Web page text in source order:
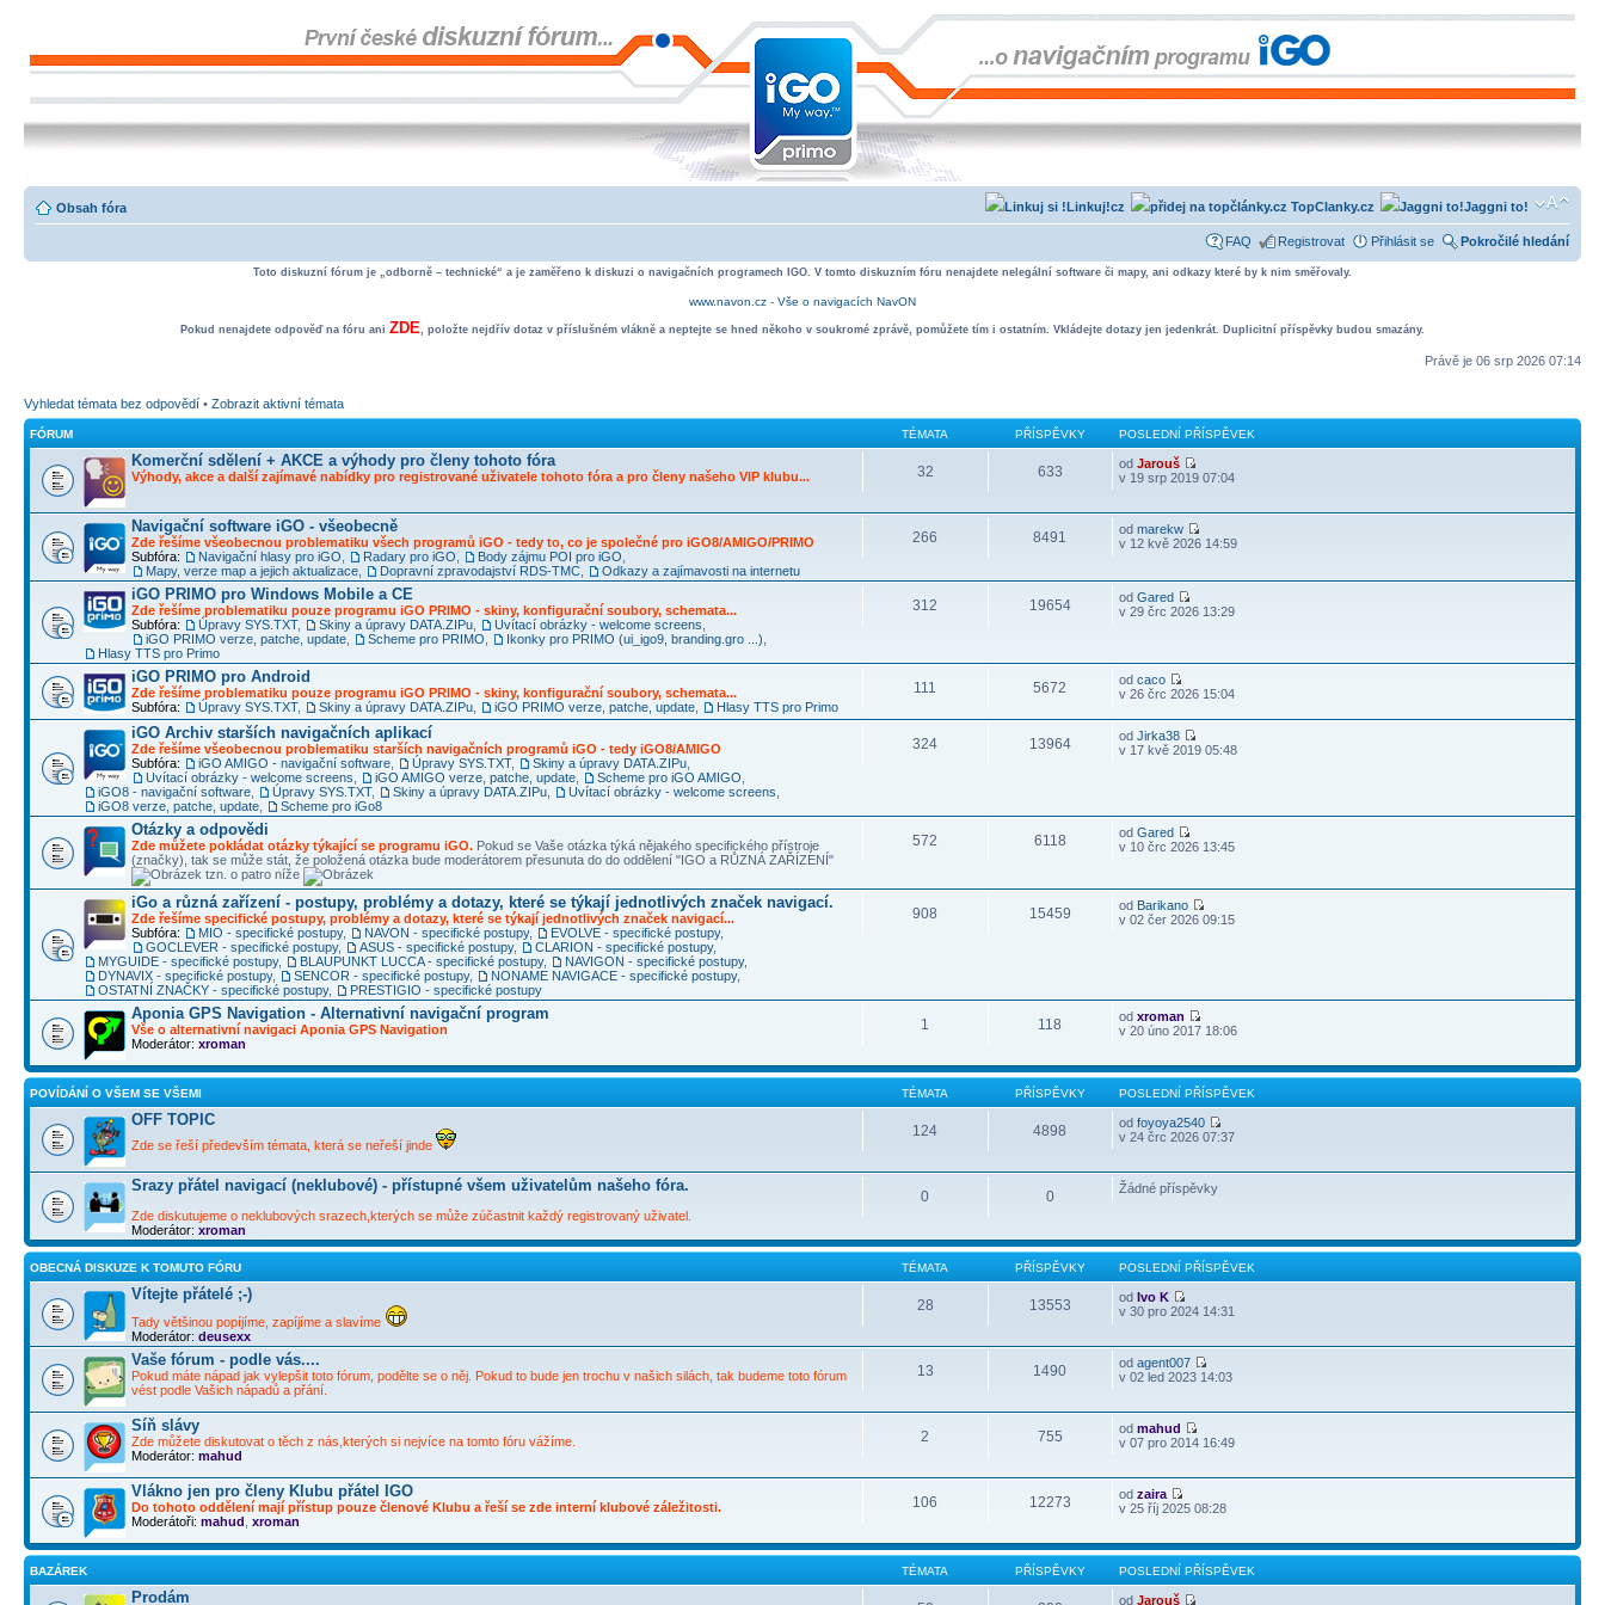
Obsah fóra Jaggni to!
TopClanky.cz
Linkuj!cz
FAQ Registrovat Přihlásit se Pokročilé hledání
Toto diskuzní fórum je „odborně – technické“ a je zaměřeno k diskuzi o navigačních programech IGO. V tomto diskuzním fóru nenajdete nelegální software či mapy, ani odkazy které by k nim směřovaly.
www.navon.cz - Vše o navigacích NavON
Pokud nenajdete odpověď na fóru ani ZDE, položte nejdřív dotaz v příslušném vlákně a neptejte se hned někoho v soukromé zprávě, pomůžete tím i ostatním. Vkládejte dotazy jen jedenkrát. Duplicitní příspěvky budou smazány.
Právě je 06 srp 2026 07:14
Vyhledat témata bez odpovědí • Zobrazit aktivní témata
FÓRUM TÉMATA PŘÍSPĚVKY POSLEDNÍ PŘÍSPĚVEK
Komerční sdělení + AKCE a výhody pro členy tohoto fóra
Výhody, akce a další zajímavé nabídky pro registrované uživatele tohoto fóra a pro členy našeho VIP klubu... 32 633 odJarouš
v 19 srp 2019 07:04
Navigační software iGO - všeobecně
Zde řešíme všeobecnou problematiku všech programů iGO - tedy to, co je společné pro iGO8/AMIGO/PRIMO
Subfóra:
Navigační hlasy pro iGO Radary pro iGO Body zájmu POI pro iGO
Mapy, verze map a jejich aktualizace
Dopravní zpravodajství RDS-TMC Odkazy a zajímavosti na internetu
266 8491 odmarekw
v 12 kvě 2026 14:59
iGO PRIMO pro Windows Mobile a CE
Zde řešíme problematiku pouze programu iGO PRIMO - skiny, konfigurační soubory, schemata...
Subfóra:
Úpravy SYS.TXT, Skiny a úpravy DATA.ZIPu Uvítací obrázky - welcome screens
iGO PRIMO verze, patche, update
Scheme pro PRIMO Ikonky pro PRIMO (ui_igo9, branding.gro ...)
Hlasy TTS pro Primo
312 19654 odGared
v 29 črc 2026 13:29
iGO PRIMO pro Android
Zde řešíme problematiku pouze programu iGO PRIMO - skiny, konfigurační soubory, schemata...
Subfóra:
Úpravy SYS.TXT, Skiny a úpravy DATA.ZIPu iGO PRIMO verze, patche, update Hlasy TTS pro Primo
111 5672 odcaco
v 26 črc 2026 15:04
iGO Archiv starších navigačních aplikací
Zde řešíme všeobecnou problematiku starších navigačních programů iGO - tedy iGO8/AMIGO
Subfóra:
iGO AMIGO - navigační software Úpravy SYS.TXT, Skiny a úpravy DATA.ZIPu
Uvítací obrázky - welcome screens
iGO AMIGO verze, patche, update Scheme pro iGO AMIGO
iGO8 - navigační software
Úpravy SYS.TXT, Skiny a úpravy DATA.ZIPu Uvítací obrázky - welcome screens
iGO8 verze, patche, update
Scheme pro iGo8
324 13964 odJirka38
v 17 kvě 2019 05:48
Otázky a odpovědi
Zde můžete pokládat otázky týkající se programu iGO. Pokud se Vaše otázka týká nějakého specifického přístroje
(značky), tak se může stát, že položená otázka bude moderátorem přesunuta do do oddělení "IGO a RŮZNÁ ZAŘÍZENÍ"
tzn. o patro níže
572 6118 odGared
v 10 črc 2026 13:45
iGo a různá zařízení - postupy, problémy a dotazy, které se týkají jednotlivých značek navigací.
Zde řešíme specifické postupy, problémy a dotazy, které se týkají jednotlivých značek navigací...
Subfóra:
MIO - specifické postupy, NAVON - specifické postupy, EVOLVE - specifické postupy,
GOCLEVER - specifické postupy, ASUS - specifické postupy, CLARION - specifické postupy,
MYGUIDE - specifické postupy, BLAUPUNKT LUCCA - specifické postupy, NAVIGON - specifické postupy,
DYNAVIX - specifické postupy, SENCOR - specifické postupy, NONAME NAVIGACE - specifické postupy,
OSTATNÍ ZNAČKY - specifické postupy, PRESTIGIO - specifické postupy
908 15459 od Barikano
v 02 čer 2026 09:15
Aponia GPS Navigation - Alternativní navigační program
Vše o alternativní navigaci Aponia GPS Navigation
Moderátor: xroman
1 118 odxroman
v 20 úno 2017 18:06
POVÍDÁNÍ O VŠEM SE VŠEMI TÉMATA PŘÍSPĚVKY POSLEDNÍ PŘÍSPĚVEK
OFF TOPIC
Zde se řeší především témata, která se neřeší jinde
124 4898 odfoyoya2540
v 24 črc 2026 07:37
Srazy přátel navigací (neklubové) - přístupné všem uživatelům našeho fóra.
Zde diskutujeme o neklubových srazech,kterých se může zúčastnit každý registrovaný uživatel.
Moderátor: xroman
0 0 Žádné příspěvky
OBECNÁ DISKUZE K TOMUTO FÓRU TÉMATA PŘÍSPĚVKY POSLEDNÍ PŘÍSPĚVEK
Vítejte přátelé ;-)
Tady většinou popíjíme, zapíjíme a slavíme
Moderátor: deusexx
28 13553 odIvo K
v 30 pro 2024 14:31
Vaše fórum - podle vás....
Pokud máte nápad jak vylepšit toto fórum, podělte se o něj. Pokud to bude jen trochu v našich silách, tak budeme toto fórum
vést podle Vašich nápadů a přání.
13 1490 odagent007
v 02 led 2023 14:03
Síň slávy
Zde můžete diskutovat o těch z nás,kterých si nejvíce na tomto fóru vážíme.
Moderátor: mahud
2 755 odmahud
v 07 pro 2014 16:49
Vlákno jen pro členy Klubu přátel IGO
Do tohoto oddělení mají přístup pouze členové Klubu a řeší se zde interní klubové záležitosti.
Moderátoři: mahud xroman
106 12273 odzaira
v 25 říj 2025 08:28
BAZÁREK TÉMATA PŘÍSPĚVKY POSLEDNÍ PŘÍSPĚVEK
Prodám odJarouš